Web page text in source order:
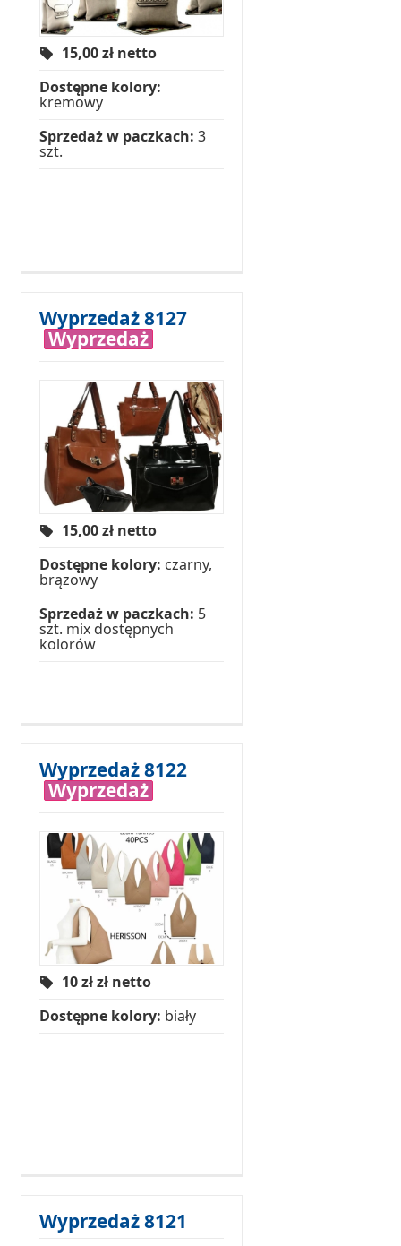
15,00zł netto
Dostępne kolory:
kremowy
Sprzedaż w paczkach:3
szt.
Wyprzedaż 8127
Wyprzedaż
15,00zł netto
Dostępne kolory: czarny,
brązowy
Sprzedaż w paczkach: 5
szt. mix dostępnych
kolorów
Wyprzedaż 8122
Wyprzedaż
10 złzł netto
Dostępne kolory: biały
Wyprzedaż 8121